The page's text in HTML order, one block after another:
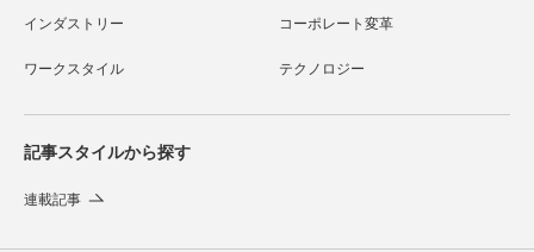
インダストリー コーポレート変革
ワークスタイル テクノロジー
記事スタイルから探す
連載記事